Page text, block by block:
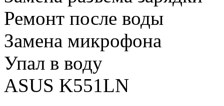
Ремонт после воды
Замена микрофона
Упал в воду
ASUS K551LN